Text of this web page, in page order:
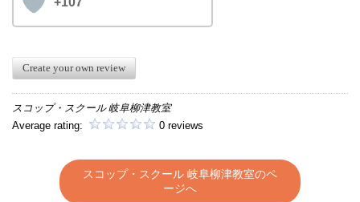
Create your own review
スコップ・スクール 岐阜柳津教室
Average rating: 0 reviews
スコップ・スクール 岐阜柳津教室のペ
ージへ